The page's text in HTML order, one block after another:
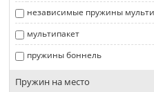
независимые пружины
мультипакет
пружины боннель
Пружин на место